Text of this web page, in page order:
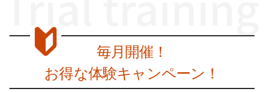
毎月開催！
お得な体験キャンペーン！